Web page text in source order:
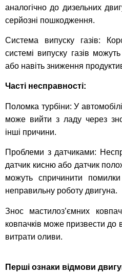
аналогічно до дизельних
серйозні пошкодження.
Система випуску газів:
системі випуску газів
або навіть зниження
Часті несправності:
Поломка турбіни: У
може вийти з ладу через
інші причини.
Проблеми з датчиками:
датчик кисню або датчик
можуть спричинити
неправильну роботу двигуна.
Знос мастилоз’ємних
ковпачків може призвести до
витрати оливи.
Перші ознаки відмови